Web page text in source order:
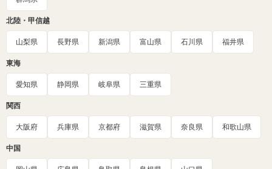
北陸・甲信越
山梨県 長野県 新潟県 富山県 石川県 福井県
東海
愛知県 静岡県 岐阜県 三重県
関西
大阪府 兵庫県 京都府 滋賀県 奈良県 和歌山県
中国